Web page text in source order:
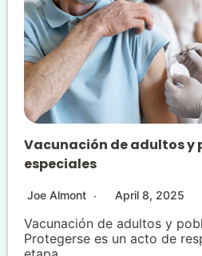
Vacunación de adultos y
especiales
Joe Almont April 8, 2025
Vacunación de adultos y
Protegerse es un acto de